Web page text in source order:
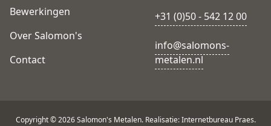
Bewerkingen
Over Salomon's
Contact
+31 (0)50 - 542 12 00
info@salomons-
metalen.nl
Copyright © 2026 Salomon's Metalen. Realisatie: Internetbureau Praes.